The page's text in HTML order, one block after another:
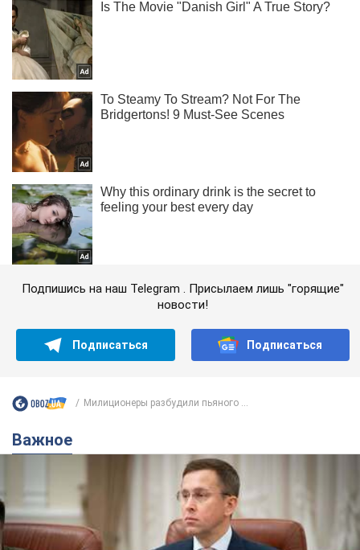
Подпишись на наш Telegram . Присылаем лишь "горящие"
новости!
Подписаться Подписаться
Милиционеры разбудили пьяного ...
Важное